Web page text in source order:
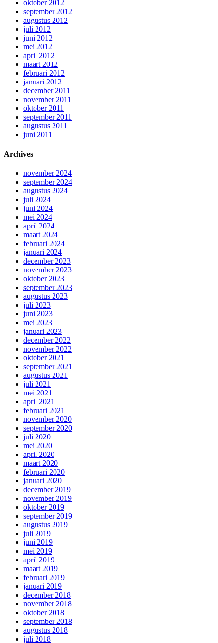
oktober 2012
september 2012
augustus 2012
juli 2012
juni 2012
mei 2012
april 2012
maart 2012
februari 2012
januari 2012
december 2011
november 2011
oktober 2011
september 2011
augustus 2011
juni 2011
Archives
november 2024
september 2024
augustus 2024
juli 2024
juni 2024
mei 2024
april 2024
maart 2024
februari 2024
januari 2024
december 2023
november 2023
oktober 2023
september 2023
augustus 2023
juli 2023
juni 2023
mei 2023
januari 2023
december 2022
november 2022
oktober 2021
september 2021
augustus 2021
juli 2021
mei 2021
april 2021
februari 2021
november 2020
september 2020
juli 2020
mei 2020
april 2020
maart 2020
februari 2020
januari 2020
december 2019
november 2019
oktober 2019
september 2019
augustus 2019
juli 2019
juni 2019
mei 2019
april 2019
maart 2019
februari 2019
januari 2019
december 2018
november 2018
oktober 2018
september 2018
augustus 2018
juli 2018